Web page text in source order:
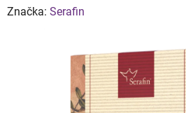
hodnocení
Značka: Serafin